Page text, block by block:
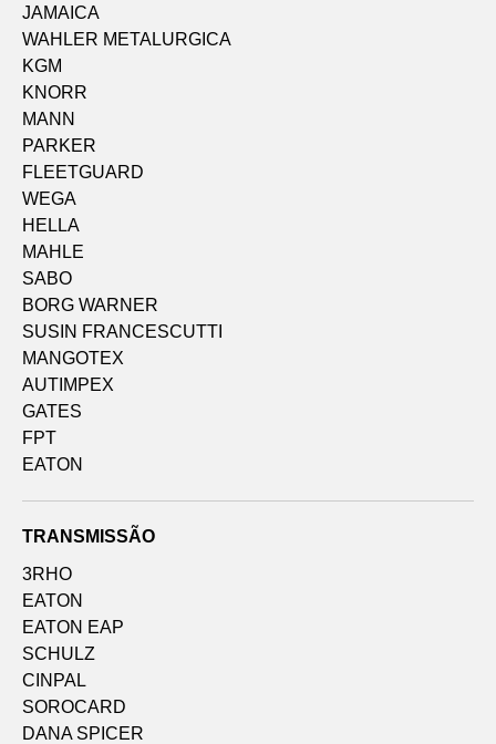
JAMAICA
WAHLER METALURGICA
KGM
KNORR
MANN
PARKER
FLEETGUARD
WEGA
HELLA
MAHLE
SABO
BORG WARNER
SUSIN FRANCESCUTTI
MANGOTEX
AUTIMPEX
GATES
FPT
EATON
TRANSMISSÃO
3RHO
EATON
EATON EAP
SCHULZ
CINPAL
SOROCARD
DANA SPICER